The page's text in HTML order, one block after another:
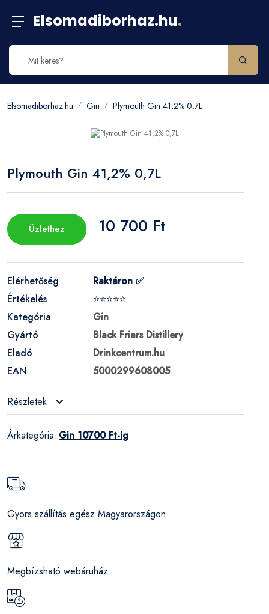
Elsomadiborhaz.hu.
Elsomadiborhaz.hu Gin Plymouth Gin 41,2% 0,7L
Plymouth Gin 41,2% 0,7L
Üzlethez 10 700 Ft
Elérhetőség
Raktáron ✅
Értékelés
⭐⭐⭐⭐⭐
Kategória
Gin
Gyártó
Black Friars Distillery
Eladó
Drinkcentrum.hu
EAN
5000299608005
Részletek
Árkategória: Gin 10700 Ft-ig
Gyors szállítás egész Magyarországon
Megbízsható webáruház